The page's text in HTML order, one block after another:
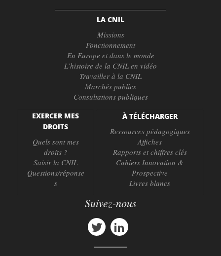
LA CNIL
Missions
Fonctionnement
En Europe et dans le monde
L’histoire de la CNIL en vidéo
Travailler à la CNIL
Marchés publics
Consultations publiques
EXERCER MES
DROITS
Quels sont mes
droits ?
Saisir la CNIL
Questions/réponse
s
À TÉLÉCHARGER
Ressources pédagogiques
Affiches
Rapports et chiffres clés
Cahiers Innovation &
Prospective
Livres blancs
Suivez-nous